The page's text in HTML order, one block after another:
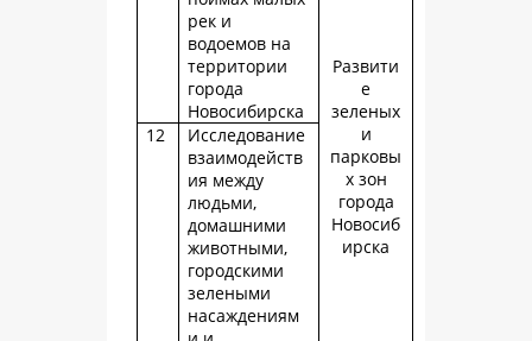
Развити
е
зеленых
и
парковы
х зон
города
Новосиб
ирска
рек и
водоемов на
территории
города
Новосибирска
12
Исследование
взаимодейств
ия между
людьми,
домашними
животными,
городскими
зелеными
насаждениям